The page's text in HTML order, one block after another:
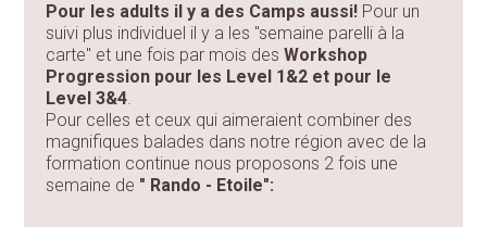
Pour les adults il y a des Camps aussi! Pour un
suivi plus individuel il y a les "semaine parelli à la
carte" et une fois par mois desWorkshop
Progression pour les Level 1&2 et pour le
Level 3&4.
Pour celles et ceux qui aimeraient combiner des
magnifiques balades dans notre région avec de la
formation continue nous proposons 2 fois une
semaine de " Rando - Etoile":